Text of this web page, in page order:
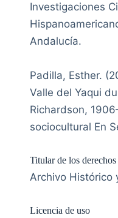
Investigaciones
Andalucía.
Padilla, Esther.
Valle del Yaqui
Richardson,
sociocultural En
Titular de los derechos
Archivo Histórico
Licencia de uso